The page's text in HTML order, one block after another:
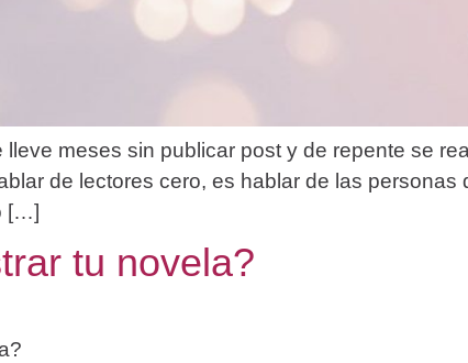
meses sin publicar post y de repente se
de lectores cero, es hablar de las
[…]
tu novela?